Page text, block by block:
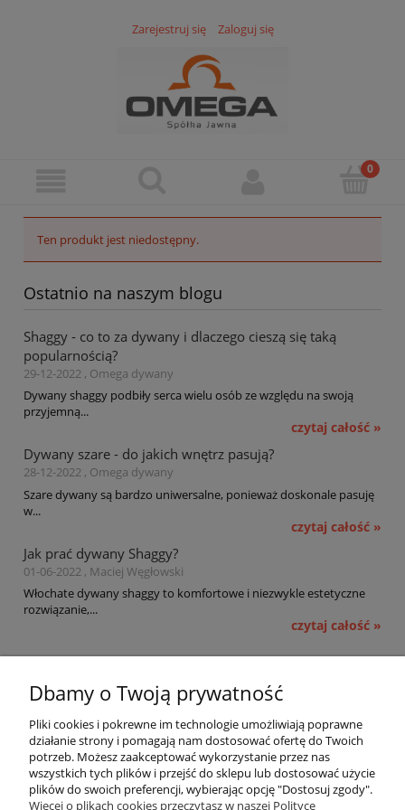
Zarejestruj się Zaloguj się
Ten produkt jest niedostępny.
Ostatnio na naszym blogu
Shaggy - co to za dywany i dlaczego cieszą się taką
popularnością?
29-12-2022 , Omega dywany
Dywany shaggy podbiły serca wielu osób ze względu na swoją
przyjemną...
czytaj całość »
Dywany szare - do jakich wnętrz pasują?
28-12-2022 , Omega dywany
Szare dywany są bardzo uniwersalne, ponieważ doskonale pasuję
w...
czytaj całość »
Jak prać dywany Shaggy?
01-06-2022 , Maciej Węgłowski
Włochate dywany shaggy to komfortowe i niezwykle estetyczne
rozwiązanie,...
czytaj całość »
Płatności i dostawa
Informacje
Dbamy o Twoją prywatność
Pliki cookies i pokrewne im technologie umożliwiają poprawne
działanie strony i pomagają nam dostosować ofertę do Twoich
potrzeb. Możesz zaakceptować wykorzystanie przez nas
wszystkich tych plików i przejść do sklepu lub dostosować użycie
plików do swoich preferencji, wybierając opcję "Dostosuj zgody".
Więcej o plikach cookies przeczytasz w naszej Polityce